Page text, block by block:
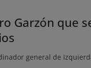
Garzón que
general de